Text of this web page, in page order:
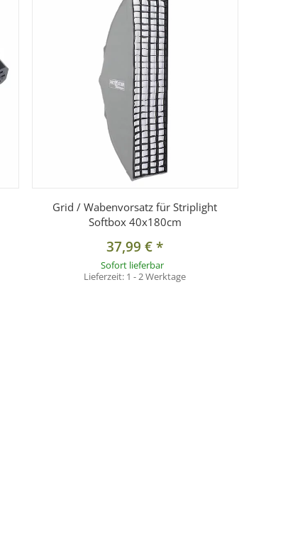
Grid / Wabenvorsatz für Striplight
Softbox 40x180cm
37,99 €*
Sofort lieferbar
Lieferzeit: 1 - 2 Werktage